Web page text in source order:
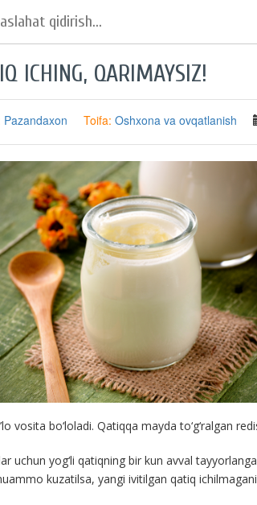
ICHING, QARIMAYSIZ!
Pazandaxon Toifa: Oshxona va ovqatlanish
vosita bo‘loladi. Qatiqqa mayda to‘g‘ralgan
uchun yog‘li qatiqning bir kun avval
kuzatilsa, yangi ivitilgan qatiq ichilmagani